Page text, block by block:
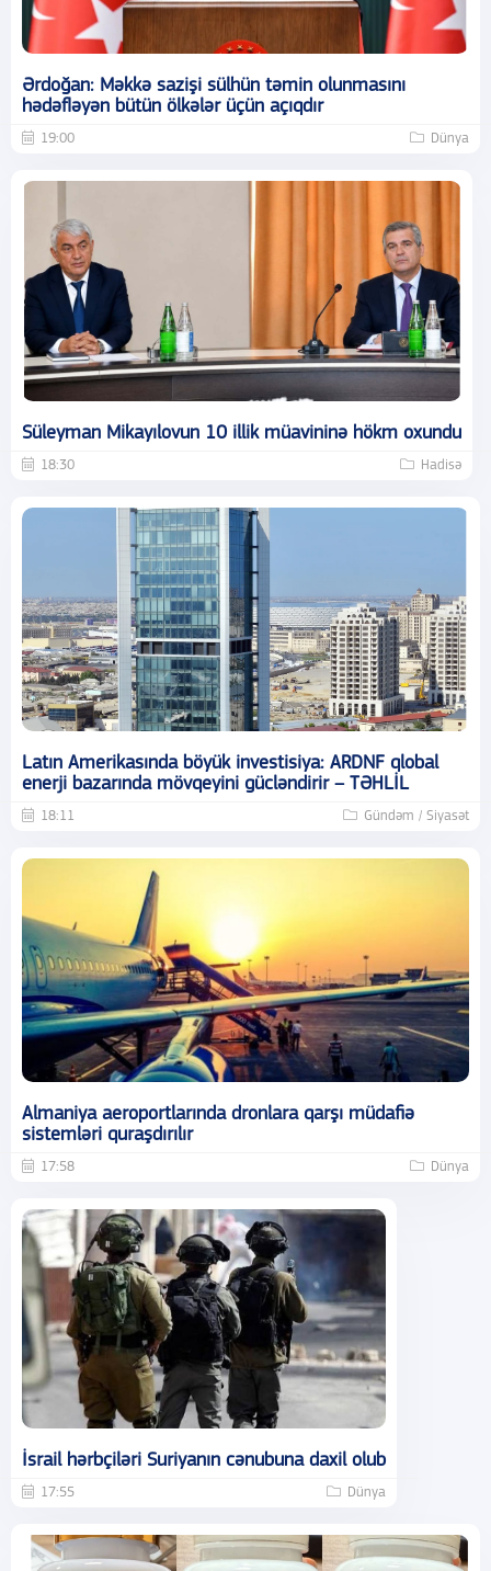
Ərdoğan: Məkkə sazişi sülhün təmin olunmasını
hədəfləyən bütün ölkələr üçün açıqdır
19:00 Dünya
Süleyman Mikayılovun 10 illik müavininə hökm oxundu
18:30 Hadisə
Latın Amerikasında böyük investisiya: ARDNF qlobal
enerji bazarında mövqeyini gücləndirir – TƏHLİL
18:11 Gündəm / Siyasət
Almaniya aeroportlarında dronlara qarşı müdafiə
sistemləri quraşdırılır
17:58 Dünya
İsrail hərbçiləri Suriyanın cənubuna daxil olub
17:55 Dünya